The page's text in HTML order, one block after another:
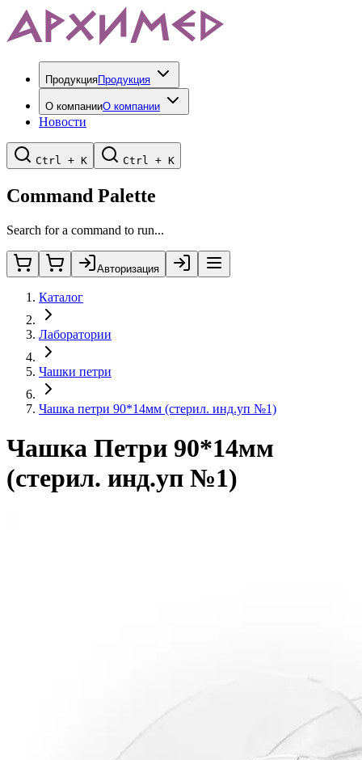
ПродукцияПродукция
О компанииО компании
Новости
Ctrl + K Ctrl + K
Command Palette
Search for a command to run...
Авторизация
Каталог
Лаборатории
Чашки петри
Чашка петри 90*14мм (стерил. инд.уп №1)
Чашка Петри 90*14мм
(стерил. инд.уп №1)